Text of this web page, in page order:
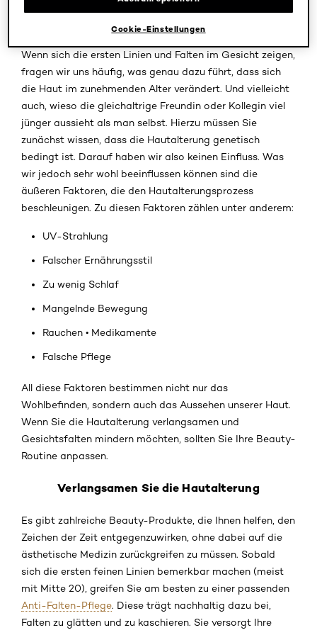
Warum altert die Haut bei manchen Menschen
Wenn sich die ersten Linien und Falten im Gesicht zeigen,
fragen wir uns häufig, was genau dazu führt, dass sich
die Haut im zunehmenden Alter verändert. Und vielleicht
auch, wieso die gleichaltrige Freundin oder Kollegin viel
jünger aussieht als man selbst. Hierzu müssen Sie
zunächst wissen, dass die Hautalterung genetisch
bedingt ist. Darauf haben wir also keinen Einfluss. Was
wir jedoch sehr wohl beeinflussen können sind die
äußeren Faktoren, die den Hautalterungsprozess
beschleunigen. Zu diesen Faktoren zählen unter anderem:
UV-Strahlung
Falscher Ernährungsstil
Zu wenig Schlaf
Mangelnde Bewegung
Rauchen • Medikamente
Falsche Pflege
All diese Faktoren bestimmen nicht nur das
Wohlbefinden, sondern auch das Aussehen unserer Haut.
Wenn Sie die Hautalterung verlangsamen und
Gesichtsfalten mindern möchten, sollten Sie Ihre Beauty-
Routine anpassen.
Verlangsamen Sie die Hautalterung
Es gibt zahlreiche Beauty-Produkte, die Ihnen helfen, den
Zeichen der Zeit entgegenzuwirken, ohne dabei auf die
ästhetische Medizin zurückgreifen zu müssen. Sobald
sich die ersten feinen Linien bemerkbar machen (meist
mit Mitte 20), greifen Sie am besten zu einer passenden
Anti-Falten-Pflege. Diese trägt nachhaltig dazu bei,
Falten zu glätten und zu kaschieren. Sie versorgt Ihre
Cookie-Einstellungen